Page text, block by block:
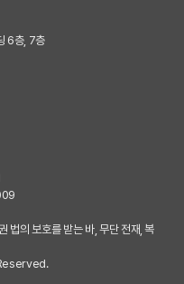
6층, 7층
법의 보호를 받는 바, 무단 전재, 복